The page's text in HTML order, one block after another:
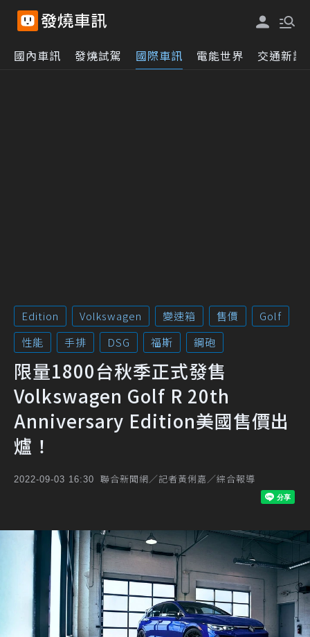
國內車訊 發燒試駕 國際車訊 電能世界 交通新訊
Edition Volkswagen 變速箱 售價
Golf
性能
手排 DSG 福斯 鋼砲
限量1800台秋季正式發售
Volkswagen Golf R 20th
Anniversary Edition美國售價出
爐！
2022-09-03 16:30 聯合新聞網／記者黃俐嘉／綜合報導